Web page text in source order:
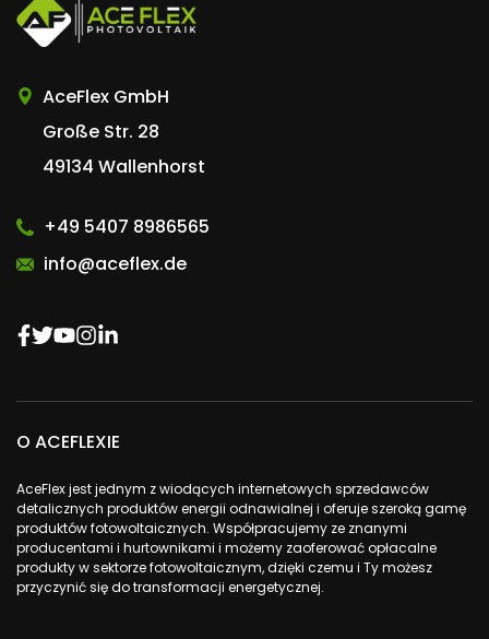
AceFlex GmbH
Große Str. 28
49134 Wallenhorst
+49 5407 8986565
info@aceflex.de
O ACEFLEXIE
AceFlex jest jednym z wiodących internetowych sprzedawców
detalicznych produktów energii odnawialnej i oferuje szeroką gamę
produktów fotowoltaicznych. Współpracujemy ze znanymi
producentami i hurtownikami i możemy zaoferować opłacalne
produkty w sektorze fotowoltaicznym, dzięki czemu i Ty możesz
przyczynić się do transformacji energetycznej.